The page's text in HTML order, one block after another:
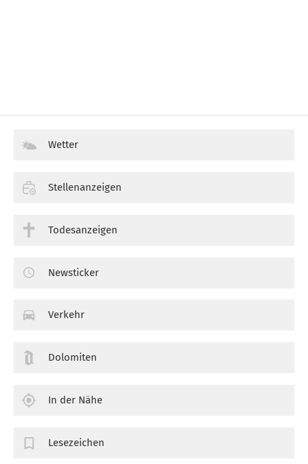
Wetter
Stellenanzeigen
Todesanzeigen
Newsticker
Verkehr
Dolomiten
In der Nähe
Lesezeichen